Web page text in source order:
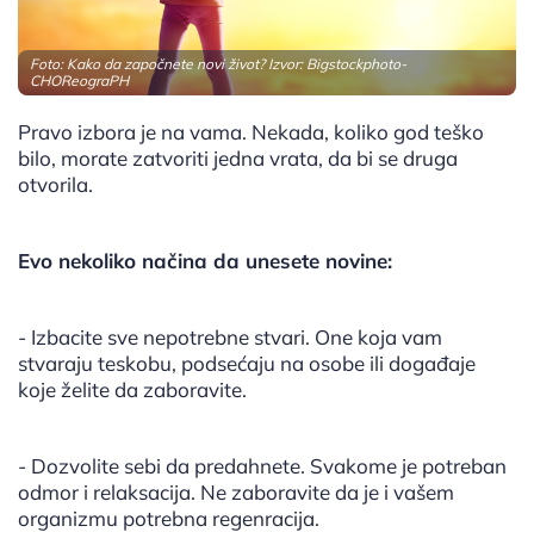
Foto: Kako da započnete novi život? Izvor: Bigstockphoto-
CHOReograPH
Pravo izbora je na vama. Nekada, koliko god teško
bilo, morate zatvoriti jedna vrata, da bi se druga
otvorila.
Evo nekoliko načina da unesete novine:
- Izbacite sve nepotrebne stvari. One koja vam
stvaraju teskobu, podsećaju na osobe ili događaje
koje želite da zaboravite.
- Dozvolite sebi da predahnete. Svakome je potreban
odmor i relaksacija. Ne zaboravite da je i vašem
organizmu potrebna regenracija.